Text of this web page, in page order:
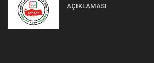
AÇIKLAMASI